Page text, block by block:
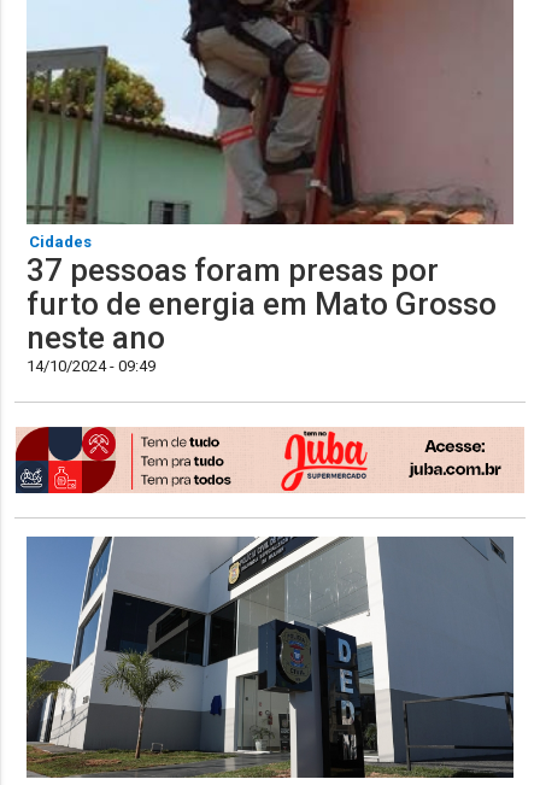
Cidades
37 pessoas foram presas por
furto de energia em Mato Grosso
neste ano
14/10/2024 - 09:49